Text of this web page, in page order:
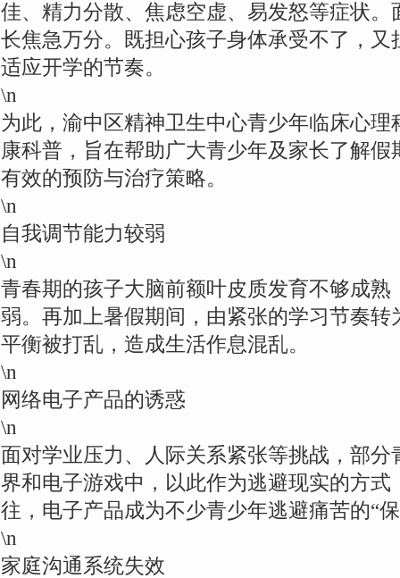
佳、精力分散、焦虑空虚、易发怒等症状
长焦急万分。既担心孩子身体承受不了，
适应开学的节奏。
\n
为此，渝中区精神卫生中心青少年临床心
康科普，旨在帮助广大青少年及家长了解
有效的预防与治疗策略。
\n
自我调节能力较弱
\n
青春期的孩子大脑前额叶皮质发育不够成熟
弱。再加上暑假期间，由紧张的学习节奏
平衡被打乱，造成生活作息混乱。
\n
网络电子产品的诱惑
\n
面对学业压力、人际关系紧张等挑战，部
界和电子游戏中，以此作为逃避现实的方
往，电子产品成为不少青少年逃避痛苦的“
\n
家庭沟通系统失效